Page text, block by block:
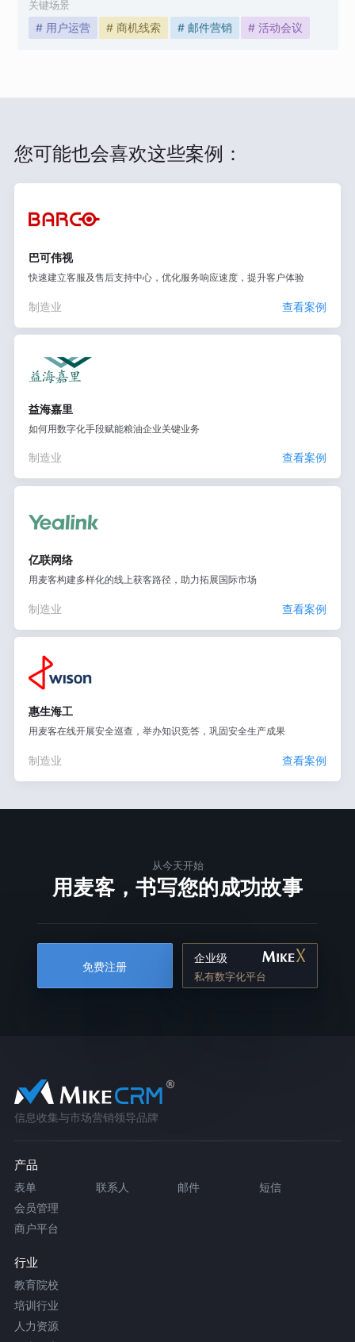
关键场景
# 用户运营 # 商机线索 # 邮件营销 # 活动会议
您可能也会喜欢这些案例：
巴可伟视
快速建立客服及售后支持中心，优化服务响应速度，提升客户体验
制造业 查看案例
益海嘉里
如何用数字化手段赋能粮油企业关键业务
制造业 查看案例
亿联网络
用麦客构建多样化的线上获客路径，助力拓展国际市场
制造业 查看案例
惠生海工
用麦客在线开展安全巡查，举办知识竞答，巩固安全生产成果
制造业 查看案例
从今天开始
用麦客，书写您的成功故事
免费注册
企业级
私有数字化平台
信息收集与市场营销领导品牌
产品
表单 联系人 邮件
短信
会员管理
商户平台
行业
教育院校
培训行业
人力资源